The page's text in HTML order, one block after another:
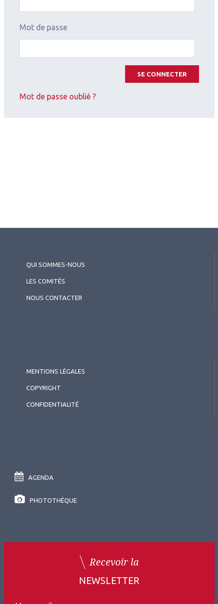
CHU de Nantes
Mot de passe
SE CONNECTER
Mot de passe oublié ?
QUI SOMMES-NOUS
LES COMITÉS
NOUS CONTACTER
MENTIONS LÉGALES
COPYRIGHT
CONFIDENTIALITÉ
AGENDA
PHOTOTHÈQUE
Recevoir la
NEWSLETTER